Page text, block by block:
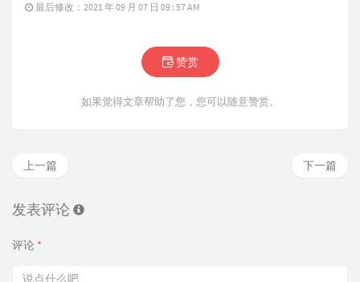
最后修改：2021 年 09 月 07 日 09 : 57 AM
赞赏
如果觉得文章帮助了您，您可以随意赞赏。
下一篇
上一篇
发表评论
评论 *